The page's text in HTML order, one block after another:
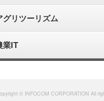
グリツーリズム
業IT
© INFOCOM CORPORATION All